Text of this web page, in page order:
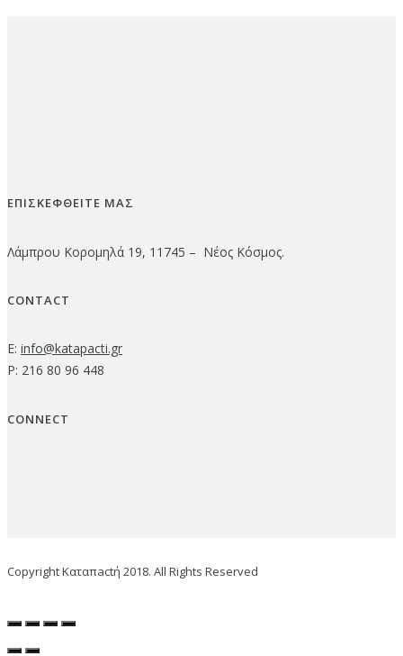
ΕΠΙΣΚΕΦΘΕΙΤΕ ΜΑΣ
Λάμπρου Κορομηλά 19, 11745 – Νέος Κόσμος.
CONTACT
E: info@katapacti.gr
P: 216 80 96 448
CONNECT
Copyright Καταπactή 2018. All Rights Reserved